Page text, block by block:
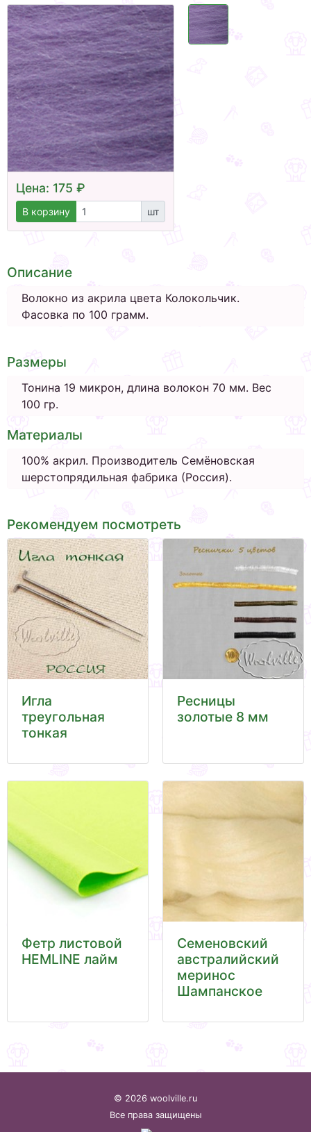
Цена: 175 ₽
В корзину шт
Описание
Волокно из акрила цвета Колокольчик.
Фасовка по 100 грамм.
Размеры
Тонина 19 микрон, длина волокон 70 мм. Вес
100 гр.
Материалы
100% акрил. Производитель Семёновская
шерстопрядильная фабрика (Россия).
Рекомендуем посмотреть
Игла
треугольная
тонкая
Ресницы
золотые 8 мм
Фетр листовой
HEMLINE лайм
Семеновский
австралийский
меринос
Шампанское
© 2026 woolville.ru
Все права защищены